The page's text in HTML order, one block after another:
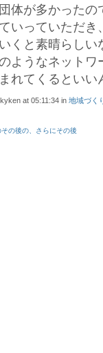
体が多かった
いっていただ
くと素晴らし
ようなネット
れてくるといい
at 05:11:34 in 地域づく
の後の、さらにその後